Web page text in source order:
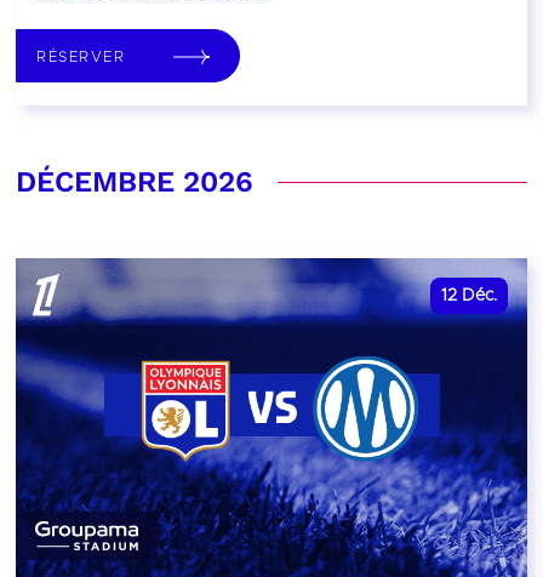
RÉSERVER
DÉCEMBRE 2026
12 Déc.